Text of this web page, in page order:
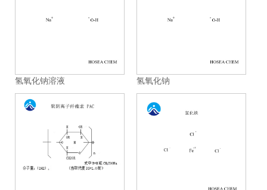
氢氧化钠溶液 氢氧化钠